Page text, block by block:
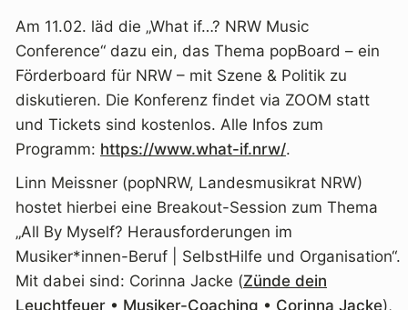
Am 11.02. läd die „What if…? NRW Music
Conference“ dazu ein, das Thema popBoard – ein
Förderboard für NRW – mit Szene & Politik zu
diskutieren. Die Konferenz findet via ZOOM statt
und Tickets sind kostenlos. Alle Infos zum
Programm: https://www.what-if.nrw/.
Linn Meissner (popNRW, Landesmusikrat NRW)
hostet hierbei eine Breakout-Session zum Thema
„All By Myself? Herausforderungen im
Musiker*innen-Beruf | SelbstHilfe und Organisation“.
Mit dabei sind: Corinna Jacke (Zünde dein
Leuchtfeuer • Musiker-Coaching • Corinna Jacke),